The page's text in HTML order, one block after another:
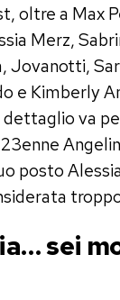
oltre a Max
Merz,
Jovanotti,
e Kimberly
va
posto
sei